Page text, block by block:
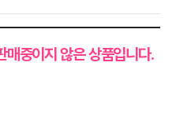
매중이지 않은 상품입니다.